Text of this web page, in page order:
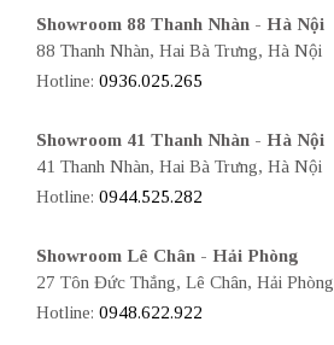
Showroom 88 Thanh Nhàn - Hà Nội
88 Thanh Nhàn, Hai Bà Trưng, Hà Nội
Hotline: 0936.025.265
Showroom 41 Thanh Nhàn - Hà Nội
41 Thanh Nhàn, Hai Bà Trưng, Hà Nội
Hotline: 0944.525.282
Showroom Lê Chân - Hải Phòng
27 Tôn Đức Thắng, Lê Chân, Hải Phòng
Hotline: 0948.622.922